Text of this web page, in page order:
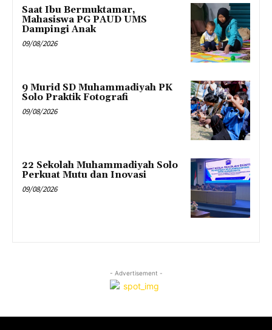
Saat Ibu Bermuktamar,
Mahasiswa PG PAUD UMS
Dampingi Anak
09/08/2026
9 Murid SD Muhammadiyah PK
Solo Praktik Fotografi
09/08/2026
22 Sekolah Muhammadiyah Solo
Perkuat Mutu dan Inovasi
09/08/2026
- Advertisement -